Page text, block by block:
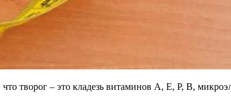
творог – это кладезь витаминов А, Е, Р, В,